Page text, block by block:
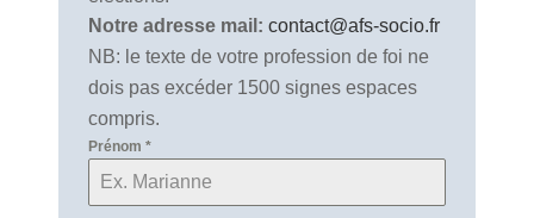
Notre adresse mail: contact@afs-socio.fr
NB: le texte de votre profession de foi ne
dois pas excéder 1500 signes espaces
compris.
Prénom *